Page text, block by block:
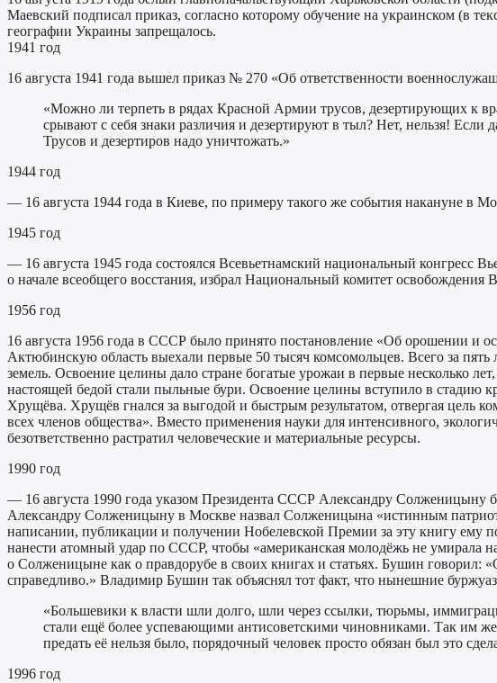
Маевский подписал приказ, согласно которому обучение на украинском (в
географии Украины запрещалось.
1941 год
16 августа 1941 года вышел приказ № 270 «Об ответственности
«Можно ли терпеть в рядах Красной Армии трусов, дезертирующих к
срывают с себя знаки различия и дезертируют в тыл? Нет, нельзя!
Трусов и дезертиров надо уничтожать.»
1944 год
— 16 августа 1944 года в Киеве, по примеру такого же события накануне в
1945 год
— 16 августа 1945 года состоялся Всевьетнамский национальный
о начале всеобщего восстания, избрал Национальный комитет
1956 год
16 августа 1956 года в СССР было принято постановление «Об орошении и
Актюбинскую область выехали первые 50 тысяч комсомольцев. Всего за
земель. Освоение целины дало стране богатые урожаи в первые несколько
настоящей бедой стали пыльные бури. Освоение целины вступило в стадию
Хрущёва. Хрущёв гнался за выгодой и быстрым результатом, отвергая цель
всех членов общества». Вместо применения науки для интенсивного,
безответственно растратил человеческие и материальные ресурсы.
1990 год
— 16 августа 1990 года указом Президента СССР Александру Солженицыну
Александру Солженицыну в Москве назвал Солженицына «истинным
написании, публикации и получении Нобелевской Премии за эту книгу
нанести атомный удар по СССР, чтобы «американская молодёжь не умирала
о Солженицыне как о правдорубе в своих книгах и статьях. Бушин говорил:
справедливо.» Владимир Бушин так объяснял тот факт, что нынешние
«Большевики к власти шли долго, шли через ссылки, тюрьмы,
стали ещё более успевающими антисоветскими чиновниками. Так им же
предать её нельзя было, порядочный человек просто обязан был это
1996 год